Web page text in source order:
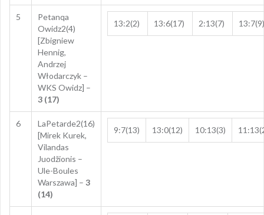
5
Petanqa
Owidz2(4)
[Zbigniew
Hennig,
Andrzej
Włodarczyk –
WKS Owidz] –
3 (17)
13:2(2) 13:6(17) 2:13(7) 13:7(9)
6
LaPetarde2(16)
[Mirek Kurek,
Vilandas
Juodžionis –
Ule-Boules
Warszawa] – 3
(14)
9:7(13) 13:0(12) 10:13(3)